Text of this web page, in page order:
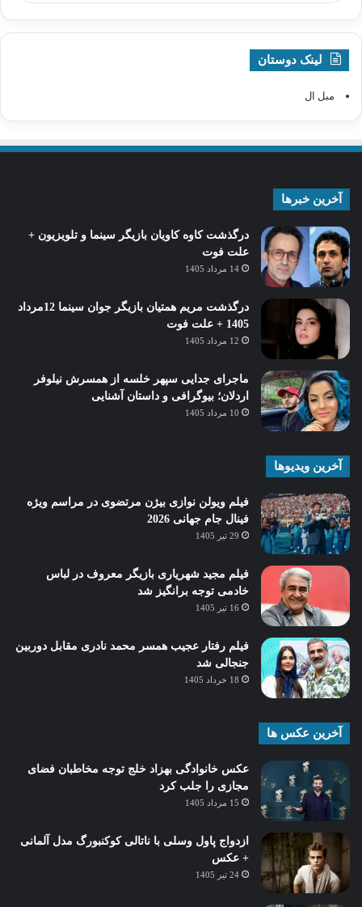
لینک دوستان
مبل ال
آخرین خبرها
درگذشت کاوه کاویان بازیگر سینما و تلویزیون +
علت فوت
14 مرداد 1405
درگذشت مریم همتیان بازیگر جوان سینما 12مرداد
1405 + علت فوت
12 مرداد 1405
ماجرای جدایی سپهر خلسه از همسرش نیلوفر
اردلان؛ بیوگرافی و داستان آشنایی
10 مرداد 1405
آخرین ویدیوها
فیلم ویولن نوازی بیژن مرتضوی در مراسم ویژه
فینال جام جهانی 2026
29 تیر 1405
فیلم مجید شهریاری بازیگر معروف در لباس
خادمی توجه برانگیز شد
16 تیر 1405
فیلم رفتار عجیب همسر محمد نادری مقابل دوربین
جنجالی شد
18 خرداد 1405
آخرین عکس ها
عکس خانوادگی بهزاد خلج توجه مخاطبان فضای
مجازی را جلب کرد
15 مرداد 1405
ازدواج پاول وسلی با ناتالی کوکنبورگ مدل آلمانی
+ عکس
24 تیر 1405